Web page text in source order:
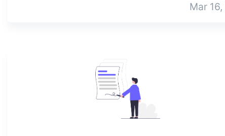
Mar 16,